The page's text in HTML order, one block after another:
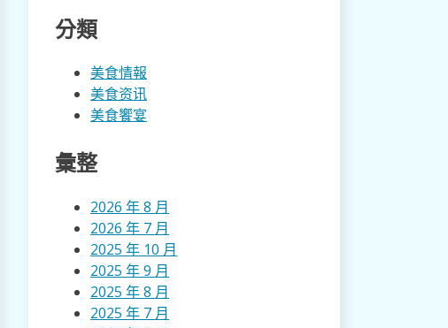
分類
美食情報
美食资讯
美食饗宴
彙整
2026 年 8 月
2026 年 7 月
2025 年 10 月
2025 年 9 月
2025 年 8 月
2025 年 7 月